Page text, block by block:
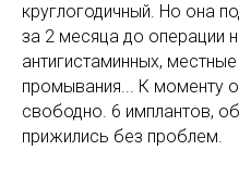
круглогодичный. Но она
за 2 месяца до операции
антигистаминных,
промывания... К моменту
свободно. 6 имплантов,
прижились без проблем.